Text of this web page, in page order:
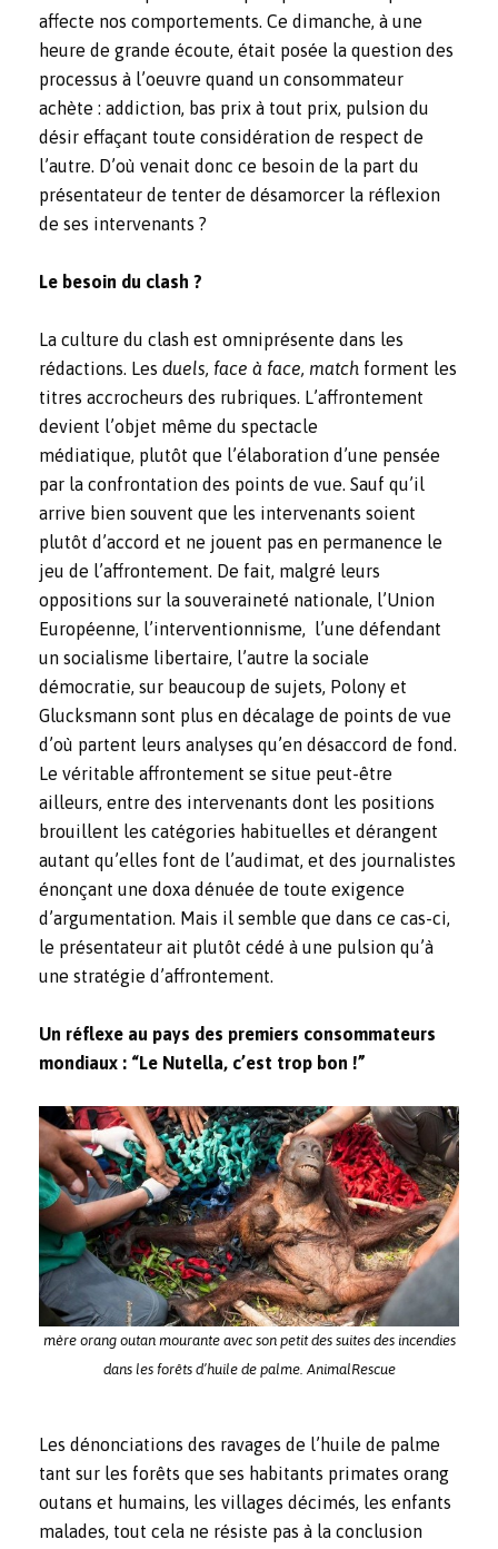
affecte nos comportements. Ce dimanche, à une
heure de grande écoute, était posée la question des
processus à l’oeuvre quand un consommateur
achète : addiction, bas prix à tout prix, pulsion du
désir effaçant toute considération de respect de
l’autre. D’où venait donc ce besoin de la part du
présentateur de tenter de désamorcer la réflexion
de ses intervenants ?
Le besoin du clash ?
La culture du clash est omniprésente dans les
rédactions. Les duels, face à face, match forment les
titres accrocheurs des rubriques. L’affrontement
devient l’objet même du spectacle
médiatique, plutôt que l’élaboration d’une pensée
par la confrontation des points de vue. Sauf qu’il
arrive bien souvent que les intervenants soient
plutôt d’accord et ne jouent pas en permanence le
jeu de l’affrontement. De fait, malgré leurs
oppositions sur la souveraineté nationale, l’Union
Européenne, l’interventionnisme, l’une défendant
un socialisme libertaire, l’autre la sociale
démocratie, sur beaucoup de sujets, Polony et
Glucksmann sont plus en décalage de points de vue
d’où partent leurs analyses qu’en désaccord de fond.
Le véritable affrontement se situe peut-être
ailleurs, entre des intervenants dont les positions
brouillent les catégories habituelles et dérangent
autant qu’elles font de l’audimat, et des journalistes
énonçant une doxa dénuée de toute exigence
d’argumentation. Mais il semble que dans ce cas-ci,
le présentateur ait plutôt cédé à une pulsion qu’à
une stratégie d’affrontement.
Un réflexe au pays des premiers consommateurs
mondiaux : “Le Nutella, c’est trop bon !”
mère orang outan mourante avec son petit des suites des incendies
dans les forêts d’huile de palme. AnimalRescue
Les dénonciations des ravages de l’huile de palme
tant sur les forêts que ses habitants primates orang
outans et humains, les villages décimés, les enfants
malades, tout cela ne résiste pas à la conclusion